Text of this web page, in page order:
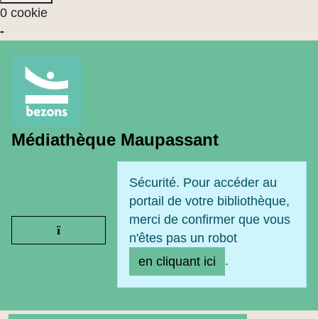
0 cookie
-
Médiathèque Maupassant
Ouvrir le menu
Sécurité. Pour accéder au
portail de votre bibliothèque,
merci de confirmer que vous
n'êtes pas un robot
en cliquant ici
.